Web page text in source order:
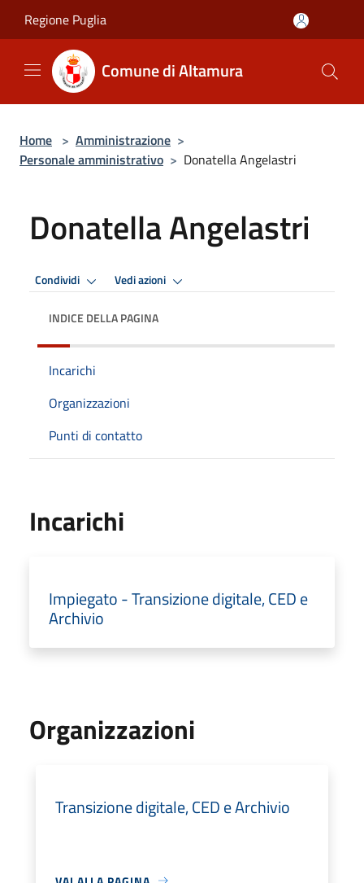
Regione Puglia
Comune di Altamura
Home > Amministrazione >
Personale amministrativo > Donatella Angelastri
Donatella Angelastri
Condividi Vedi azioni
INDICE DELLA PAGINA
Incarichi
Organizzazioni
Punti di contatto
Incarichi
Impiegato - Transizione digitale, CED e
Archivio
Organizzazioni
Transizione digitale, CED e Archivio